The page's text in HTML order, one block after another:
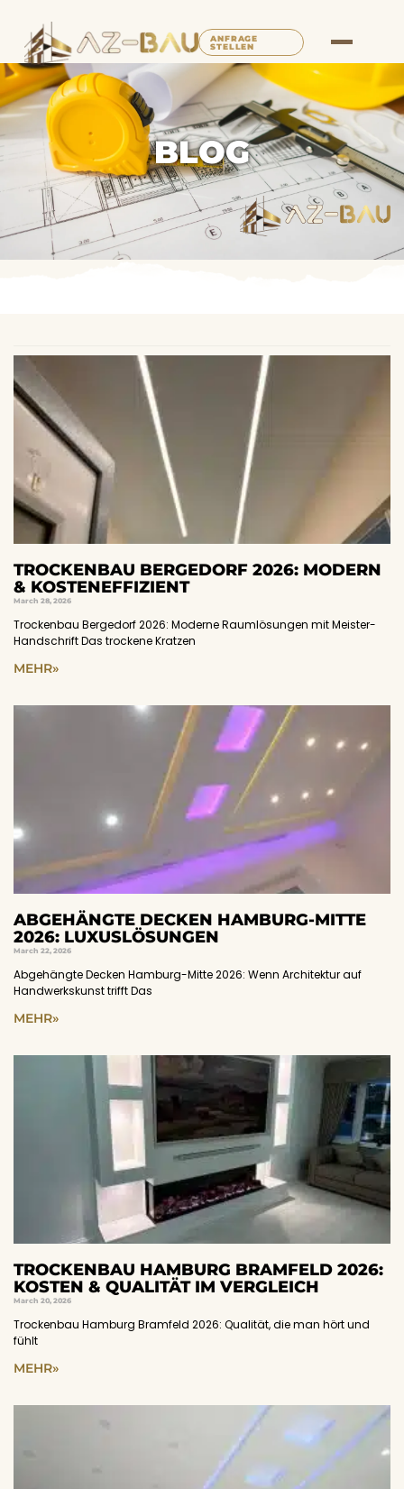
ANFRAGE
STELLEN
BLOG
TROCKENBAU BERGEDORF 2026: MODERN
& KOSTENEFFIZIENT
March 28, 2026
Trockenbau Bergedorf 2026: Moderne Raumlösungen mit Meister-
Handschrift Das trockene Kratzen
MEHR»
ABGEHÄNGTE DECKEN HAMBURG-MITTE
2026: LUXUSLÖSUNGEN
March 22, 2026
Abgehängte Decken Hamburg-Mitte 2026: Wenn Architektur auf
Handwerkskunst trifft Das
MEHR»
TROCKENBAU HAMBURG BRAMFELD 2026:
KOSTEN & QUALITÄT IM VERGLEICH
March 20, 2026
Trockenbau Hamburg Bramfeld 2026: Qualität, die man hört und
fühlt
MEHR»